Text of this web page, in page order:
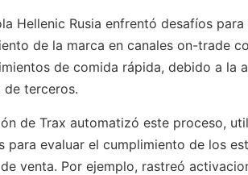
Hellenic Rusia enfrentó desafíos
de la marca en canales on-trade
de comida rápida, debido a la
de terceros.
de Trax automatizó este proceso,
para evaluar el cumplimiento de los
venta. Por ejemplo, rastreó